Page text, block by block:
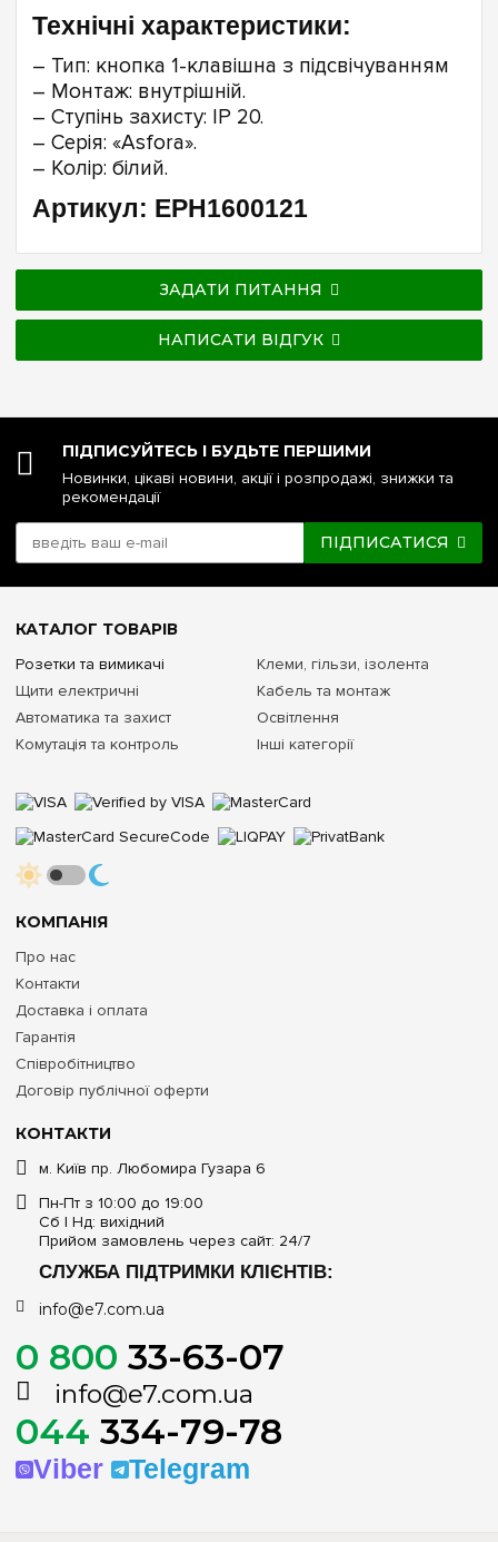
Технічні характеристики:
– Тип: кнопка 1-клавішна з підсвічуванням
– Монтаж: внутрішній.
– Ступінь захисту: IP 20.
– Серія: «Asfora».
– Колір: білий.
Артикул: EPH1600121
ЗАДАТИ ПИТАННЯ
НАПИСАТИ ВІДГУК
ПІДПИСУЙТЕСЬ І БУДЬТЕ ПЕРШИМИ
Новинки, цікаві новини, акції і розпродажі, знижки та
рекомендації
ПІДПИСАТИСЯ
КОНТАКТИ
м. Київ пр. Любомира Гузара 6
Пн-Пт з 10:00 до 19:00
Сб | Нд: вихідний
Прийом замовлень через сайт: 24/7
СЛУЖБА ПІДТРИМКИ КЛІЄНТІВ:
info@e7.com.ua
0 800 33-63-07
info@e7.com.ua
044 334-79-78
Viber Telegram
КОМПАНІЯ
Про нас
Контакти
Доставка і оплата
Гарантія
Співробітництво
Договір публічної оферти
КАТАЛОГ ТОВАРІВ
Розетки та вимикачі
Щити електричні
Автоматика та захист
Комутація та контроль
Клеми, гільзи, ізолента
Кабель та монтаж
Освітлення
Інші категорії